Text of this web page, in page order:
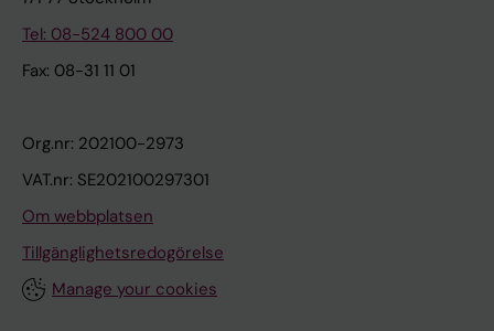
Tel: 08-524 800 00
Fax: 08-31 11 01
Org.nr: 202100-2973
VAT.nr: SE202100297301
Om webbplatsen
Tillgänglighetsredogörelse
Manage your cookies